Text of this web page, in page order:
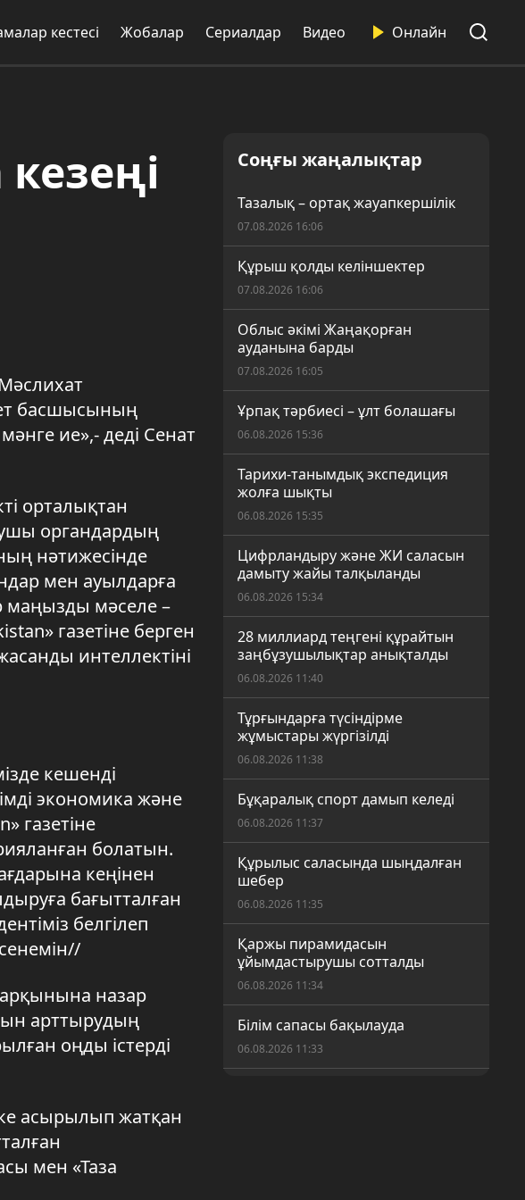
кестесі Жобалар Сериалдар Видео Онлайн
басшысының
ие»,- деді Сенат
орталықтан
органдардың
нәтижесінде
мен ауылдарға
маңызды мәселе –
газетіне берген
интеллектіні
кешенді
экономика және
газетіне
болатын.
кеңінен
бағытталған
белгілеп
назар
арттырудың
оңды істерді
асырылып жатқан
мен «Таза
Соңғы жаңалықтар
Тазалық – ортақ жауапкершілік
07.08.2026 16:06
Құрыш қолды келіншектер
07.08.2026 16:06
Облыс әкімі Жаңақорған
ауданына барды
07.08.2026 16:05
Ұрпақ тәрбиесі – ұлт болашағы
06.08.2026 15:36
Тарихи-танымдық экспедиция
жолға шықты
06.08.2026 15:35
Цифрландыру және ЖИ саласын
дамыту жайы талқыланды
06.08.2026 15:34
28 миллиард теңгені құрайтын
заңбұзушылықтар анықталды
06.08.2026 11:40
Тұрғындарға түсіндірме
жұмыстары жүргізілді
06.08.2026 11:38
Бұқаралық спорт дамып келеді
06.08.2026 11:37
Құрылыс саласында шыңдалған
шебер
06.08.2026 11:35
Қаржы пирамидасын
ұйымдастырушы сотталды
06.08.2026 11:34
Білім сапасы бақылауда
06.08.2026 11:33